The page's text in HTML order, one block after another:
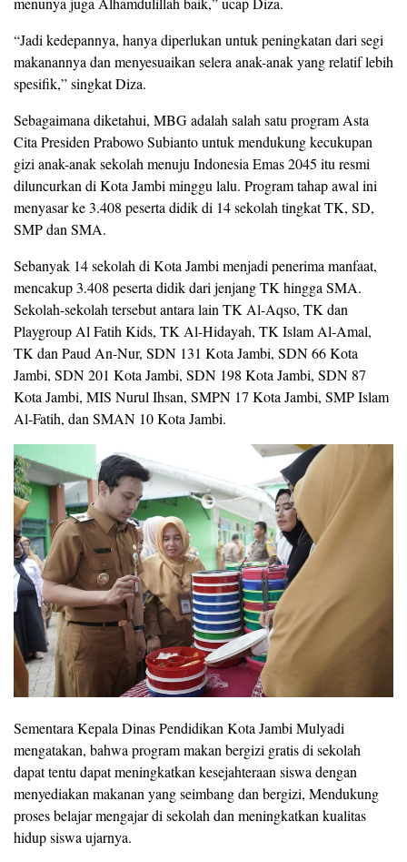
“Jadi kedepannya, hanya diperlukan untuk peningkatan dari segi
makanannya dan menyesuaikan selera anak-anak yang relatif lebih
spesifik,” singkat Diza.
Sebagaimana diketahui, MBG adalah salah satu program Asta
Cita Presiden Prabowo Subianto untuk mendukung kecukupan
gizi anak-anak sekolah menuju Indonesia Emas 2045 itu resmi
diluncurkan di Kota Jambi minggu lalu. Program tahap awal ini
menyasar ke 3.408 peserta didik di 14 sekolah tingkat TK, SD,
SMP dan SMA.
Sebanyak 14 sekolah di Kota Jambi menjadi penerima manfaat,
mencakup 3.408 peserta didik dari jenjang TK hingga SMA.
Sekolah-sekolah tersebut antara lain TK Al-Aqso, TK dan
Playgroup Al Fatih Kids, TK Al-Hidayah, TK Islam Al-Amal,
TK dan Paud An-Nur, SDN 131 Kota Jambi, SDN 66 Kota
Jambi, SDN 201 Kota Jambi, SDN 198 Kota Jambi, SDN 87
Kota Jambi, MIS Nurul Ihsan, SMPN 17 Kota Jambi, SMP Islam
Al-Fatih, dan SMAN 10 Kota Jambi.
Sementara Kepala Dinas Pendidikan Kota Jambi Mulyadi
mengatakan, bahwa program makan bergizi gratis di sekolah
dapat tentu dapat meningkatkan kesejahteraan siswa dengan
menyediakan makanan yang seimbang dan bergizi, Mendukung
proses belajar mengajar di sekolah dan meningkatkan kualitas
hidup siswa ujarnya.